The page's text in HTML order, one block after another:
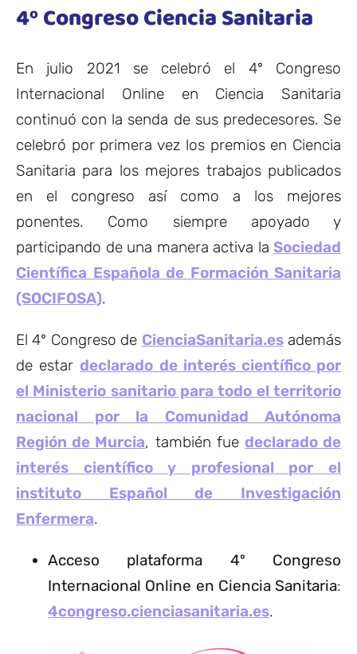
4º Congreso Ciencia Sanitaria
En julio 2021 se celebró el 4º Congreso
Internacional Online en Ciencia Sanitaria
continuó con la senda de sus predecesores. Se
celebró por primera vez los premios en Ciencia
Sanitaria para los mejores trabajos publicados
en el congreso así como a los mejores
ponentes. Como siempre apoyado y
participando de una manera activa la Sociedad
Científica Española de Formación Sanitaria
(SOCIFOSA).
El 4º Congreso de CienciaSanitaria.esademás
de estar declarado de interés científico por
el Ministerio sanitario para todo el territorio
nacional por la Comunidad Autónoma
Región de Murcia, también fue declarado de
interés científico y profesional por el
instituto Español de Investigación
Enfermera.
Acceso plataforma 4º Congreso
Internacional Online en Ciencia Sanitaria:
4congreso.cienciasanitaria.es.